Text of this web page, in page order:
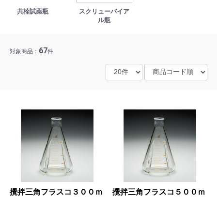
共栓試薬瓶
スクリューバイア
ル瓶
対象商品： 67件
攪拌三角フラスコ３００ｍ
攪拌三角フラスコ５００ｍ